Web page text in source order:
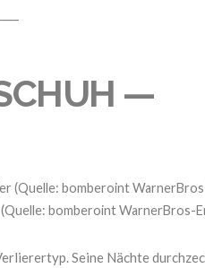
—
bomberoint WarnerBros-
Seine Nächte